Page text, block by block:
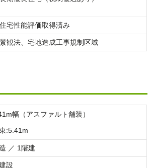
住宅性能評価取得済み
景観法、宅地造成工事規制区域
幅（アスファルト舗装）
:5.41m
／ 1階建
設